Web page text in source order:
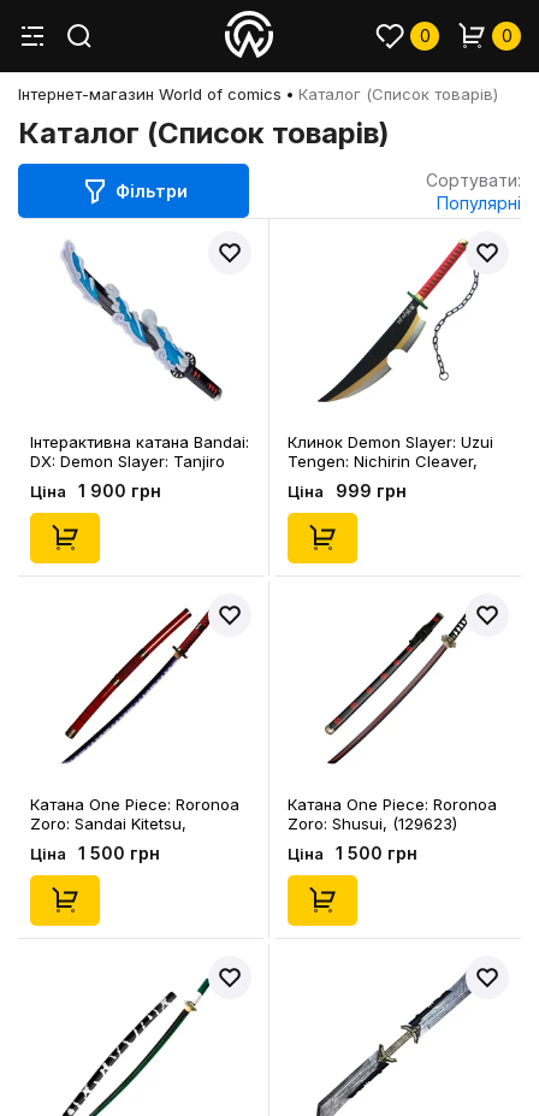
0 0
Інтернет-магазин World of comics Каталог (Список товарів)
Каталог (Список товарів)
Фільтри
Сортувати:
Популярні
Інтерактивна катана Bandai:
DX: Demon Slayer: Tanjiro
Kamado: Nichirin Katana,
(54141)
Ціна 1 900 грн
Клинок Demon Slayer: Uzui
Tengen: Nichirin Cleaver,
(109753)
Ціна 999 грн
Катана One Piece: Roronoa
Zoro: Sandai Kitetsu,
(100631)
Ціна 1 500 грн
Катана One Piece: Roronoa
Zoro: Shusui, (129623)
Ціна 1 500 грн